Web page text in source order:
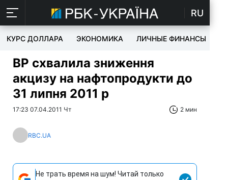
RU
КУРС ДОЛЛАРА ЭКОНОМИКА ЛИЧНЫЕ ФИНАНСЫ
ВР схвалила зниження
акцизу на нафтопродукти до
31 липня 2011 р
17:23 07.04.2011 Чт 2 мин
RBC.UA
Не трать время на шум! Читай только